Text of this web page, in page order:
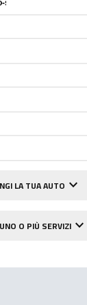
LA TUA AUTO keyboard_arrow_down
O PIÙ SERVIZIkeyboard_arrow_down